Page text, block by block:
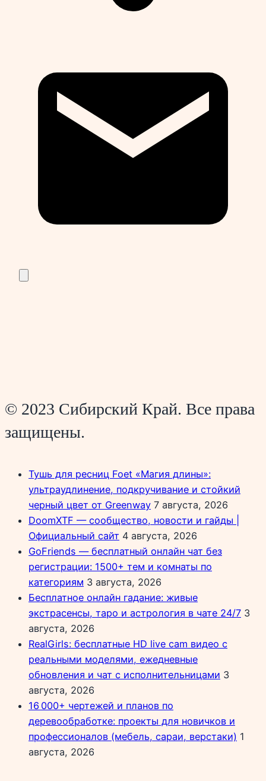
© 2023 Сибирский Край. Все права
защищены.
Тушь для ресниц Foet «Магия длины»:
ультраудлинение, подкручивание и стойкий
черный цвет от Greenway 7 августа, 2026
DoomXTF — сообщество, новости и гайды |
Официальный сайт 4 августа, 2026
GoFriends — бесплатный онлайн чат без
регистрации: 1500+ тем и комнаты по
категориям 3 августа, 2026
Бесплатное онлайн гадание: живые
экстрасенсы, таро и астрология в чате 24/7 3
августа, 2026
RealGirls: бесплатные HD live cam видео с
реальными моделями, ежедневные
обновления и чат с исполнительницами 3
августа, 2026
16 000+ чертежей и планов по
деревообработке: проекты для новичков и
профессионалов (мебель, сараи, верстаки) 1
августа, 2026